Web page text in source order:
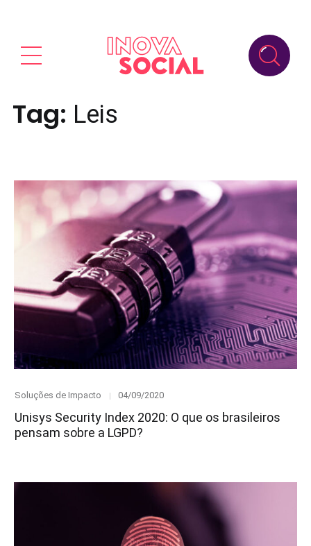
Tag: Leis
Category
Soluções de Impacto
Posted
04/09/2020
Unisys Security Index 2020: O que os brasileiros
pensam sobre a LGPD?